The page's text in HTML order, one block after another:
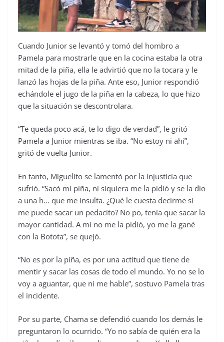
Cuando Junior se levantó y tomó del hombro a
Pamela para mostrarle que en la cocina estaba la otra
mitad de la piña, ella le advirtió que no la tocara y le
lanzó las hojas de la piña. Ante eso, Junior respondió
echándole el jugo de la piña en la cabeza, lo que hizo
que la situación se descontrolara.
“Te queda poco acá, te lo digo de verdad”, le gritó
Pamela a Junior mientras se iba. “No estoy ni ahí”,
gritó de vuelta Junior.
En tanto, Miguelito se lamentó por la injusticia que
sufrió. “Sacó mi piña, ni siquiera me la pidió y se la dio
a una h… que me insulta. ¿Qué le cuesta decirme si
me puede sacar un pedacito? No po, tenía que sacar la
mayor cantidad. A mí no me la pidió, yo me la gané
con la Botota”, se quejó.
“No es por la piña, es por una actitud que tiene de
mentir y sacar las cosas de todo el mundo. Yo no se lo
voy a aguantar, que ni me hable”, sostuvo Pamela tras
el incidente.
Por su parte, Chama se defendió cuando los demás le
preguntaron lo ocurrido. “Yo no sabía de quién era la